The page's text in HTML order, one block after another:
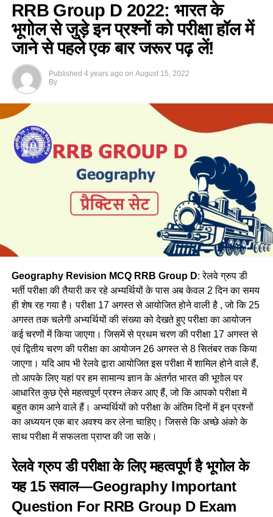
RRB Group D 2022: भारत के
भूगोल से जुड़े इन प्रश्नों को परीक्षा हॉल में
जाने से पहले एक बार जरूर पढ़ लें!
Published 4 years ago on August 15, 2022
By
Geography Revision MCQ RRB Group D: रेलवे ग्रुप डी
भर्ती परीक्षा की तैयारी कर रहे अभ्यर्थियों के पास अब केवल 2 दिन का समय
ही शेष रह गया है। परीक्षा 17 अगस्त से आयोजित होने वाली है , जो कि 25
अगस्त तक चलेगी अभ्यर्थियों की संख्या को देखते हुए परीक्षा का आयोजन
कई चरणों में किया जाएगा। जिसमें से प्रथम चरण की परीक्षा 17 अगस्त से
एवं द्वितीय चरण की परीक्षा का आयोजन 26 अगस्त से 8 सितंबर तक किया
जाएगा। यदि आप भी रेलवे द्वारा आयोजित इस परीक्षा में शामिल होने वाले हैं,
तो आपके लिए यहां पर हम सामान्य ज्ञान के अंतर्गत भारत की भूगोल पर
आधारित कुछ ऐसे महत्वपूर्ण प्रश्न लेकर आए हैं, जो कि आपको परीक्षा में
बहुत काम आने वाले हैं। अभ्यर्थियों को परीक्षा के अंतिम दिनों में इन प्रश्नों
का अध्ययन एक बार अवश्य कर लेना चाहिए। जिससे कि अच्छे अंको के
साथ परीक्षा में सफलता प्राप्त की जा सके।
रेलवे ग्रुप डी परीक्षा के लिए महत्वपूर्ण है भूगोल के
यह 15 सवाल—Geography Important
Question ForRRB Group DExam